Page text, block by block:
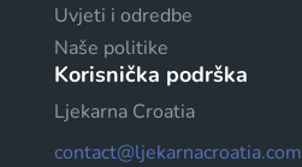
Uvjeti i odredbe
Naše politike
Korisnička podrška
Ljekarna Croatia
contact@ljekarnacroatia.com